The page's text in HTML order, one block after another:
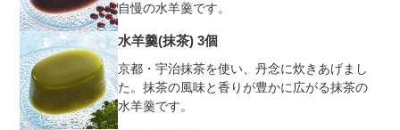
自慢の水羊羹です。
水羊羹(抹茶) 3個
京都・宇治抹茶を使い、丹念に炊きあげまし
た。抹茶の風味と香りが豊かに広がる抹茶の
水羊羹です。